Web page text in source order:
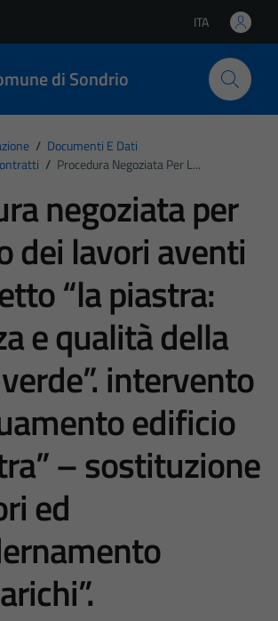
Lingua attiva:
ITA
di Sondrio
/ Documenti E Dati
/ Procedura Negoziata Per L...
negoziata per
dei lavori aventi
“la piastra:
e qualità della
intervento
edificio
– sostituzione
ed